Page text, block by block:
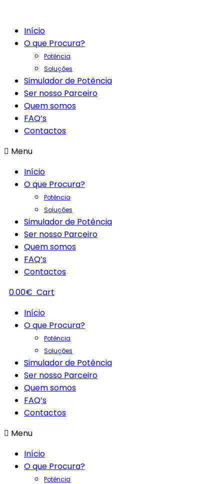
Início
O que Procura?
Potência
Soluções
Simulador de Potência
Ser nosso Parceiro
Quem somos
FAQ’s
Contactos
Menu
Início
O que Procura?
Potência
Soluções
Simulador de Potência
Ser nosso Parceiro
Quem somos
FAQ’s
Contactos
0.00€ Cart
Início
O que Procura?
Potência
Soluções
Simulador de Potência
Ser nosso Parceiro
Quem somos
FAQ’s
Contactos
Menu
Início
O que Procura?
Potência